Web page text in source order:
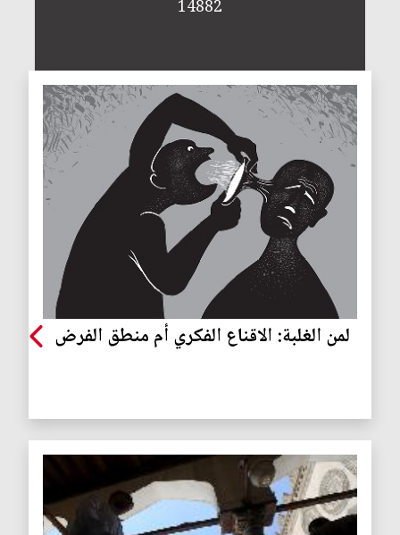
14882
لمن الغلبة: الاقناع الفكري أم منطق الفرض